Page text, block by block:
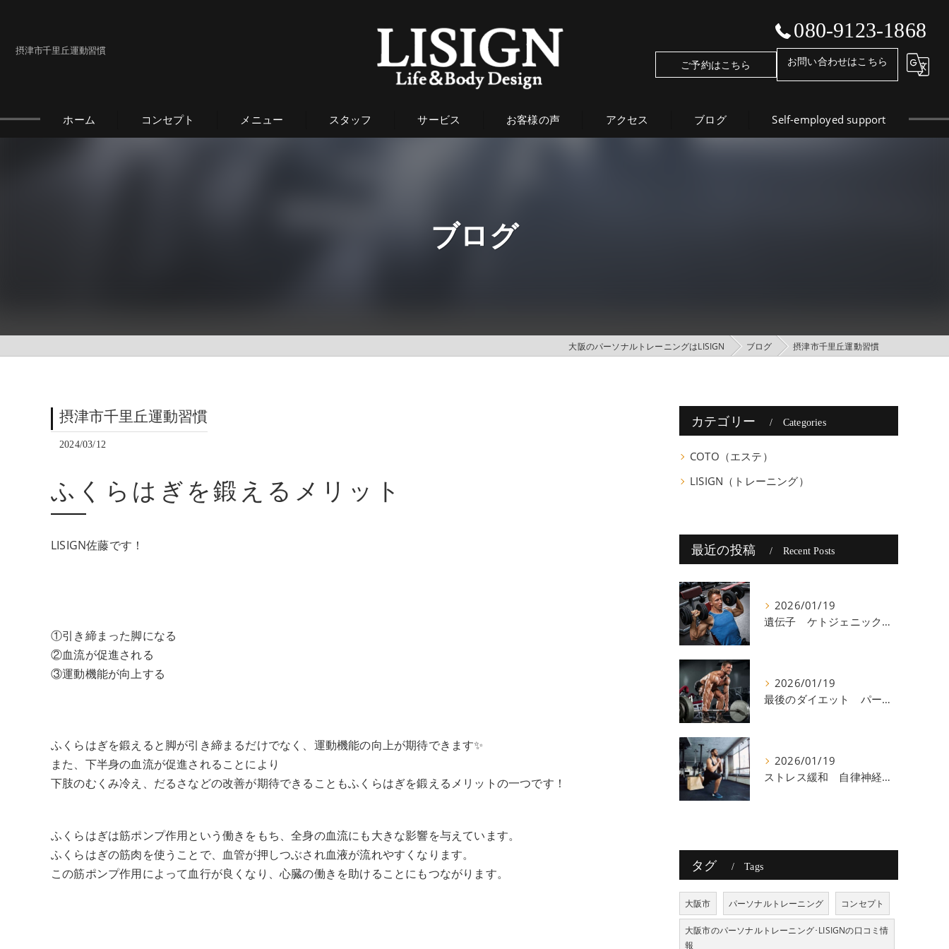
摂津市千里丘運動習慣
080-9123-1868
ご予約はこちら お問い合わせはこちら
ホーム コンセプト メニュー スタッフ サービス お客様の声 アクセス ブログ Self-employed support
ブログ
大阪のパーソナルトレーニングはLISIGN ブログ 摂津市千里丘運動習慣
摂津市千里丘運動習慣
2024/03/12
ふくらはぎを鍛えるメリット
LISIGN佐藤です！
①引き締まった脚になる
②血流が促進される
③運動機能が向上する
ふくらはぎを鍛えると脚が引き締まるだけでなく、運動機能の向上が期待できます✨
また、下半身の血流が促進されることにより
下肢のむくみ冷え、だるさなどの改善が期待できることもふくらはぎを鍛えるメリットの一つです！
ふくらはぎは筋ポンプ作用という働きをもち、全身の血流にも大きな影響を与えています。
ふくらはぎの筋肉を使うことで、血管が押しつぶされ血液が流れやすくなります。
この筋ポンプ作用によって血行が良くなり、心臓の働きを助けることにもつながります。
カテゴリー Categories
COTO（エステ）
LISIGN（トレーニング）
最近の投稿 Recent Posts
2026/01/19
遺伝子 ケトジェニック 八尾
2026/01/19
最後のダイエット パーソナルトレーニング 八尾
2026/01/19
ストレス緩和 自律神経 八尾
タグ Tags
大阪市 パーソナルトレーニング コンセプト
大阪市のパーソナルトレーニング･LISIGNの口コミ情
報